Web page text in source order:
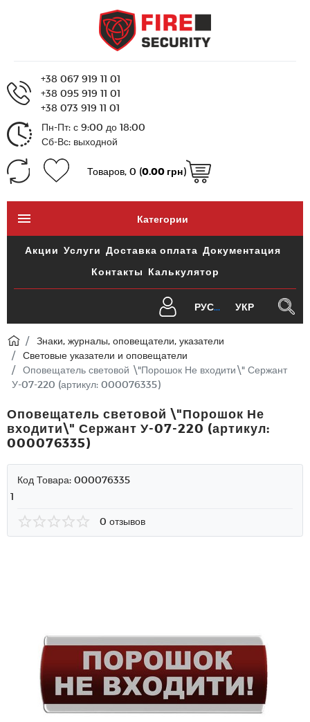
+38 067 919 11 01
+38 095 919 11 01
+38 073 919 11 01
Пн-Пт: с 9:00 до 18:00
Сб-Вс: выходной
Товаров, 0 (0.00 грн)
Категории
Акции Услуги Доставка оплата Документация
Контакты Калькулятор
РУС УКР
Знаки, журналы, оповещатели, указатели
Световые указатели и оповещатели
Оповещатель световой \"Порошок Не входити\" Сержант
У-07-220 (артикул: 000076335)
Оповещатель световой \"Порошок Не
входити\" Сержант У-07-220 (артикул:
000076335)
Код Товара: 000076335
1
0 отзывов